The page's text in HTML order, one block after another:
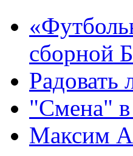
сборной
Радовать
"Смена"
Максим